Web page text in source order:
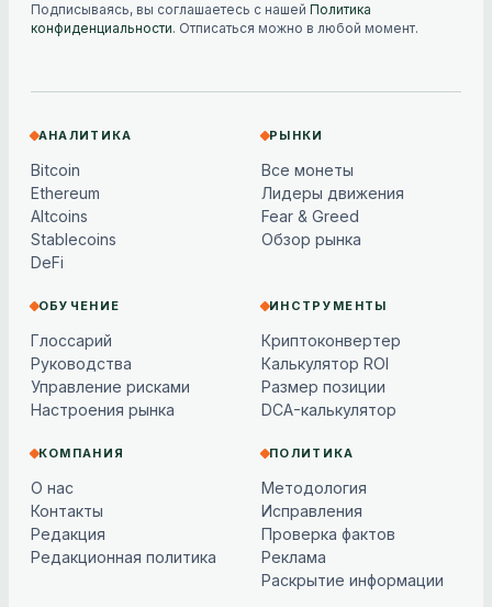
Подписываясь, вы соглашаетесь с нашей Политика
конфиденциальности. Отписаться можно в любой момент.
АНАЛИТИКА
Bitcoin
Ethereum
Altcoins
Stablecoins
DeFi
РЫНКИ
Все монеты
Лидеры движения
Fear & Greed
Обзор рынка
ОБУЧЕНИЕ
Глоссарий
Руководства
Управление рисками
Настроения рынка
ИНСТРУМЕНТЫ
Криптоконвертер
Калькулятор ROI
Размер позиции
DCA-калькулятор
КОМПАНИЯ
О нас
Контакты
Редакция
Редакционная политика
ПОЛИТИКА
Методология
Исправления
Проверка фактов
Реклама
Раскрытие информации